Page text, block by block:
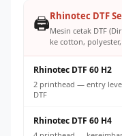
🖨️Rhinotec DTF
Mesin cetak DTF
ke cotton,
Rhinotec DTF 60 H2
2 printhead — entry
DTF
Rhinotec DTF 60 H4